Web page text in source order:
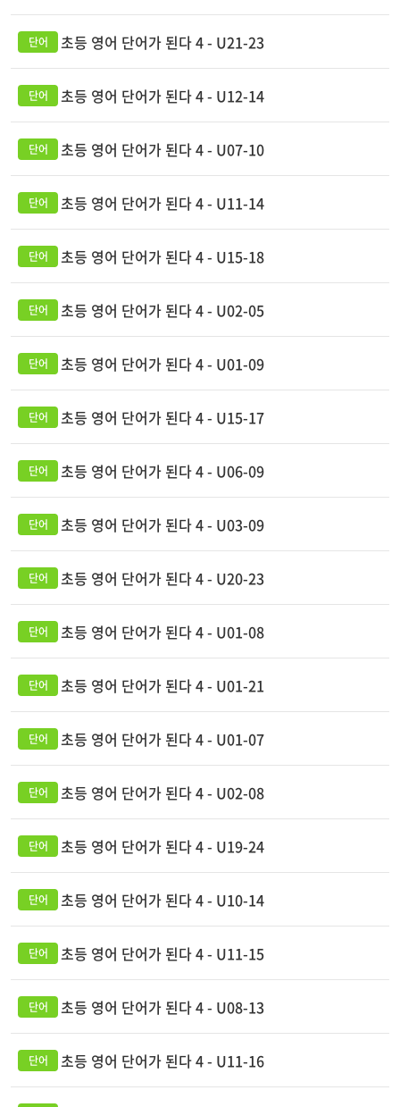
초등 영어 단어가 된다 4 - U21-23
초등 영어 단어가 된다 4 - U12-14
초등 영어 단어가 된다 4 - U07-10
초등 영어 단어가 된다 4 - U11-14
초등 영어 단어가 된다 4 - U15-18
초등 영어 단어가 된다 4 - U02-05
초등 영어 단어가 된다 4 - U01-09
초등 영어 단어가 된다 4 - U15-17
초등 영어 단어가 된다 4 - U06-09
초등 영어 단어가 된다 4 - U03-09
초등 영어 단어가 된다 4 - U20-23
초등 영어 단어가 된다 4 - U01-08
초등 영어 단어가 된다 4 - U01-21
초등 영어 단어가 된다 4 - U01-07
초등 영어 단어가 된다 4 - U02-08
초등 영어 단어가 된다 4 - U19-24
초등 영어 단어가 된다 4 - U10-14
초등 영어 단어가 된다 4 - U11-15
초등 영어 단어가 된다 4 - U08-13
초등 영어 단어가 된다 4 - U11-16